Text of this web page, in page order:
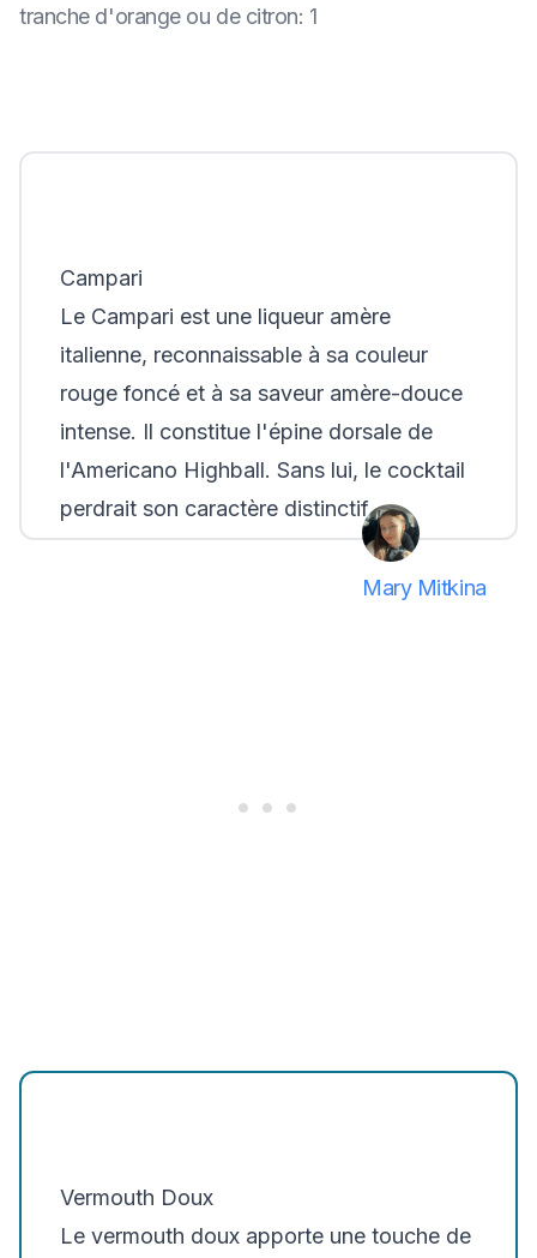
tranche d'orange ou de citron: 1
Campari
Le Campari est une liqueur amère
italienne, reconnaissable à sa couleur
rouge foncé et à sa saveur amère-douce
intense. Il constitue l'épine dorsale de
l'Americano Highball. Sans lui, le cocktail
perdrait son caractère distinctif.
Mary Mitkina
Vermouth Doux
Le vermouth doux apporte une touche de